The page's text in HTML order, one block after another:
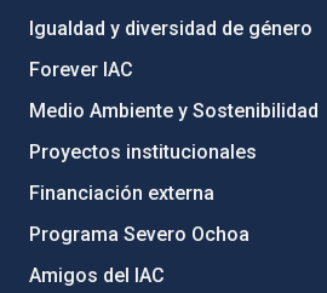
Igualdad y diversidad de género
Forever IAC
Medio Ambiente y Sostenibilidad
Proyectos institucionales
Financiación externa
Programa Severo Ochoa
Amigos del IAC